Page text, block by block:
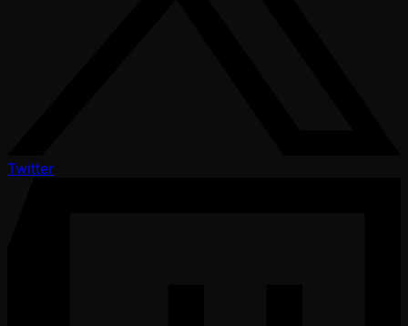
Twitter